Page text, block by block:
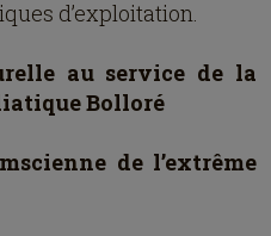
d’exploitation.
au service de la
Bolloré
de l’extrême